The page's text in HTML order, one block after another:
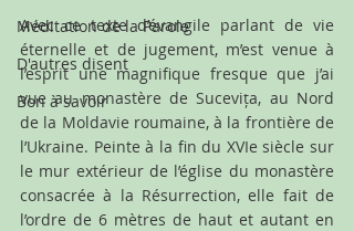
Méditation de la Parole
D'autres disent
Bon à savoir
Avec ce texte d’évangile parlant de vie
éternelle et de jugement, m’est venue à
l’esprit une magnifique fresque que j’ai
vue au monastère de Sucevița, au Nord
de la Moldavie roumaine, à la frontière de
l’Ukraine. Peinte à la fin du XVIe siècle sur
le mur extérieur de l’église du monastère
consacrée à la Résurrection, elle fait de
l’ordre de 6 mètres de haut et autant en